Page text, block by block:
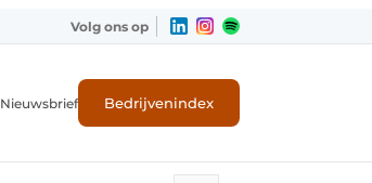
Volg ons op
Nieuwsbrief Bedrijvenindex